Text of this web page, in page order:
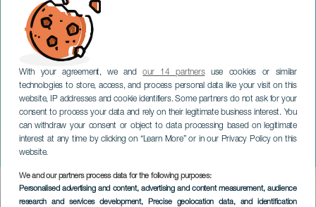
With your agreement, we andour 14 partnersuse cookies or similar
technologies to store, access, and process personal data like your visit on this
website, IP addresses and cookie identifiers. Some partners do not ask for your
consent to process your data and rely on their legitimate business interest. You
can withdraw your consent or object to data processing based on legitimate
interest at any time by clicking on “Learn More” or in our Privacy Policy on this
website.
We and our partners process data for the following purposes:
Personalised advertising and content, advertising and content measurement, audience
research and services development, Precise geolocation data, and identification
Pocket Theatre Festival
LANZAROTE
Imagen
Listado